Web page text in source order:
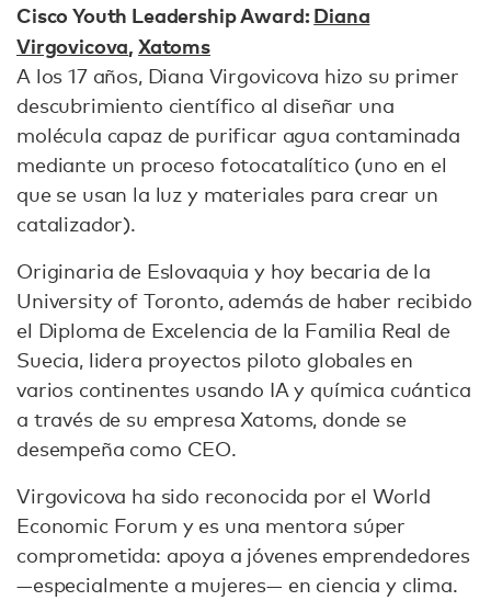
Cisco Youth Leadership Award:Diana
Virgovicova, Xatoms
A los 17 años, Diana Virgovicova hizo su primer
descubrimiento científico al diseñar una
molécula capaz de purificar agua contaminada
mediante un proceso fotocatalítico (uno en el
que se usan la luz y materiales para crear un
catalizador).
Originaria de Eslovaquia y hoy becaria de la
University of Toronto, además de haber recibido
el Diploma de Excelencia de la Familia Real de
Suecia, lidera proyectos piloto globales en
varios continentes usando IA y química cuántica
a través de su empresa Xatoms, donde se
desempeña como CEO.
Virgovicova ha sido reconocida por el World
Economic Forum y es una mentora súper
comprometida: apoya a jóvenes emprendedores
—especialmente a mujeres— en ciencia y clima.